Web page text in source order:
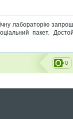
лабораторію
пакет.
0